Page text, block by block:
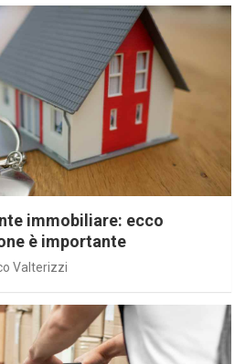
immobiliare: ecco
è importante
Valterizzi